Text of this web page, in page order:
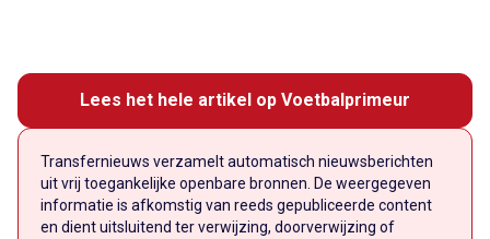
Lees het hele artikel op Voetbalprimeur
Transfernieuws verzamelt automatisch nieuwsberichten
uit vrij toegankelijke openbare bronnen. De weergegeven
informatie is afkomstig van reeds gepubliceerde content
en dient uitsluitend ter verwijzing, doorverwijzing of